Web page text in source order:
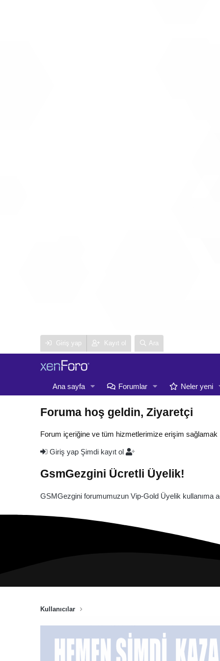
Giriş yap Kayıt ol Ara
Ana sayfa Forumlar Neler yeni
Foruma hoş geldin, Ziyaretçi
Forum içeriğine ve tüm hizmetlerimize erişim sağlamak
Giriş yap Şimdi kayıt ol
GsmGezgini Ücretli Üyelik!
GSMGezgini forumumuzun Vip-Gold Üyelik kullanıma
Kullanıcılar